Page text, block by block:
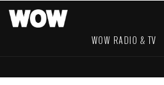
WOW RADIO & TV